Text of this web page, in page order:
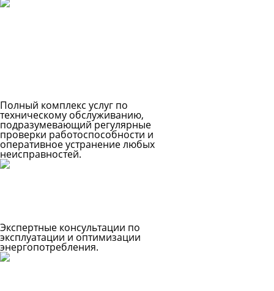
Полный комплекс услуг по
техническому обслуживанию,
подразумевающий регулярные
проверки работоспособности и
оперативное устранение любых
неисправностей.
Экспертные консультации по
эксплуатации и оптимизации
энергопотребления.